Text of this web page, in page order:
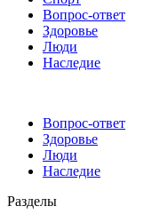
Вопрос-ответ
Здоровье
Люди
Наследие
Вопрос-ответ
Здоровье
Люди
Наследие
Разделы